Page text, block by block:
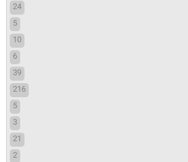
24
5
10
6
39
216
5
3
21
2